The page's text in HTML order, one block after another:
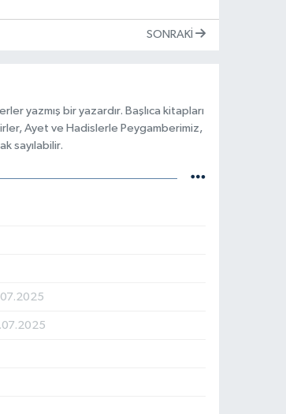
SONRAKI
yazmış bir yazardır. Başlıca kitapları
Ayet ve Hadislerle Peygamberimiz,
sayılabilir.